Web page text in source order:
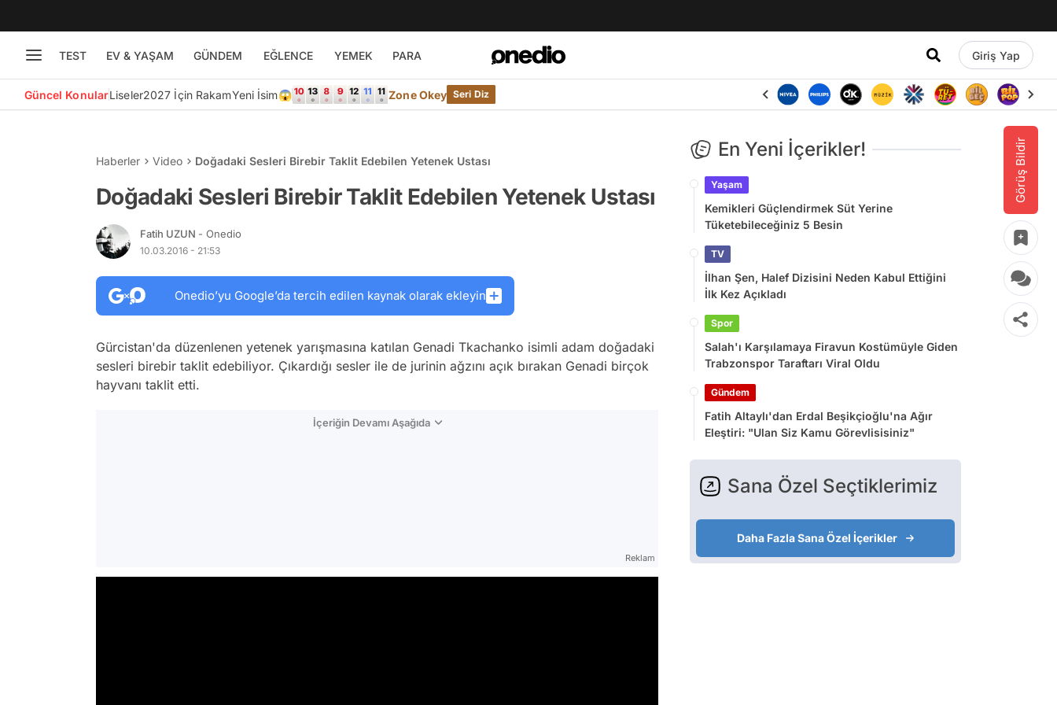
TEST EV & YAŞAM GÜNDEM EĞLENCE YEMEK PARA Giriş Yap
Güncel KonularLiseler2027 İçin RakamYeni İsim😱 Zone Okey Seri Diz
Görüş Bildir
Haberler Video Doğadaki Sesleri Birebir Taklit Edebilen Yetenek Ustası
Doğadaki Sesleri Birebir Taklit Edebilen Yetenek Ustası
Fatih UZUN - Onedio
10.03.2016 - 21:53
Onedio’yu Google’da tercih edilen kaynak olarak ekleyin
Gürcistan'da düzenlenen yetenek yarışmasına katılan Genadi Tkachanko isimli adam doğadaki
sesleri birebir taklit edebiliyor. Çıkardığı sesler ile de jurinin ağzını açık bırakan Genadi birçok
hayvanı taklit etti.
İçeriğin Devamı Aşağıda
Reklam
En Yeni İçerikler!
Yaşam
Kemikleri Güçlendirmek Süt Yerine
Tüketebileceğiniz 5 Besin
TV
İlhan Şen, Halef Dizisini Neden Kabul Ettiğini
İlk Kez Açıkladı
Spor
Salah'ı Karşılamaya Firavun Kostümüyle Giden
Trabzonspor Taraftarı Viral Oldu
Gündem
Fatih Altaylı'dan Erdal Beşikçioğlu'na Ağır
Eleştiri: "Ulan Siz Kamu Görevlisisiniz"
Sana Özel Seçtiklerimiz
Daha Fazla Sana Özel İçerikler